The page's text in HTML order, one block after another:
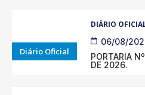
Diário Oficial
DIÁRIO
06/08/
PORTARIA
DE 2026.